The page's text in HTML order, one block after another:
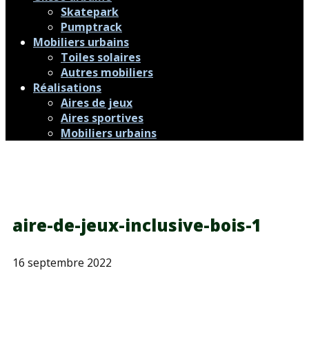
Skatepark
Pumptrack
Mobiliers urbains
Toiles solaires
Autres mobiliers
Réalisations
Aires de jeux
Aires sportives
Mobiliers urbains
aire-de-jeux-inclusive-bois-1
16 septembre 2022